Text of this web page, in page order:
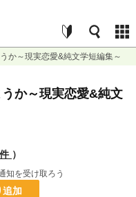
か～現実恋愛&純文学短編集～
か～現実恋愛&純文
）
知を受け取ろう
追加